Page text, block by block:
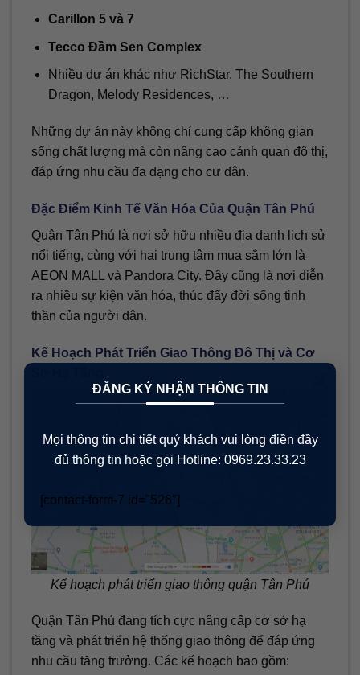
ĐĂNG KÝ NHẬN THÔNG TIN
Mọi thông tin chi tiết quý khách vui lòng điền đầy
đủ thông tin hoặc gọi Hotline: 0969.23.33.23
[contact-form-7 id="526"]
Carillon 5 và 7
Tecco Đầm Sen Complex
Nhiều dự án khác như RichStar, The Southern
Dragon, Melody Residences, …
Những dự án này không chỉ cung cấp không gian
sống chất lượng mà còn nâng cao cảnh quan đô thị,
đáp ứng nhu cầu đa dạng cho cư dân.
Đặc Điểm Kinh Tế Văn Hóa Của Quận Tân Phú
Quận Tân Phú là nơi sở hữu nhiều địa danh lịch sử
nổi tiếng, cùng với hai trung tâm mua sắm lớn là
AEON MALL và Pandora City. Đây cũng là nơi diễn
ra nhiều sự kiện văn hóa, thúc đẩy đời sống tinh
thần của người dân.
Kế Hoạch Phát Triển Giao Thông Đô Thị và Cơ
Kế hoạch phát triển giao thông quận Tân Phú
Quận Tân Phú đang tích cực nâng cấp cơ sở hạ
tầng và phát triển hệ thống giao thông để đáp ứng
nhu cầu tăng trưởng. Các kế hoạch bao gồm: